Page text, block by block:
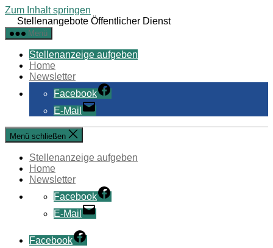
Zum Inhalt springen
Stellenangebote Öffentlicher Dienst
Menü
Stellenanzeige aufgeben
Home
Newsletter
Facebook
E-Mail
Menü schließen
Stellenanzeige aufgeben
Home
Newsletter
Facebook
E-Mail
Facebook